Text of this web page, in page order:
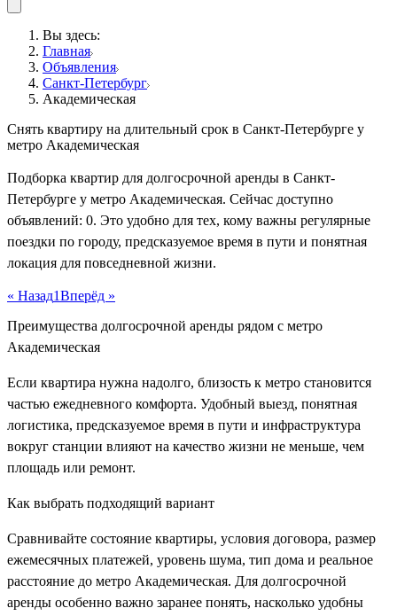
Вы здесь:
Главная
Объявления
Санкт-Петербург
Академическая
Снять квартиру на длительный срок в Санкт-Петербурге у
метро Академическая
Подборка квартир для долгосрочной аренды в Санкт-
Петербурге у метро Академическая. Сейчас доступно
объявлений: 0. Это удобно для тех, кому важны регулярные
поездки по городу, предсказуемое время в пути и понятная
локация для повседневной жизни.
« Назад1Вперёд »
Преимущества долгосрочной аренды рядом с метро
Академическая
Если квартира нужна надолго, близость к метро становится
частью ежедневного комфорта. Удобный выезд, понятная
логистика, предсказуемое время в пути и инфраструктура
вокруг станции влияют на качество жизни не меньше, чем
площадь или ремонт.
Как выбрать подходящий вариант
Сравнивайте состояние квартиры, условия договора, размер
ежемесячных платежей, уровень шума, тип дома и реальное
расстояние до метро Академическая. Для долгосрочной
аренды особенно важно заранее понять, насколько удобны